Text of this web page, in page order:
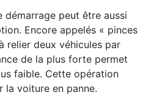
démarrage peut être aussi
Encore appelés « pinces
relier deux véhicules par
de la plus forte permet
faible. Cette opération
la voiture en panne.